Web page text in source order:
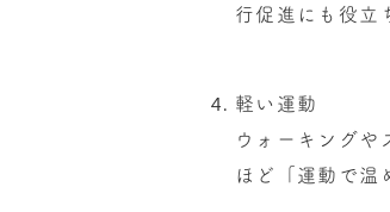
行促進にも役立
軽い運動
ウォーキング
ほど「運動で温